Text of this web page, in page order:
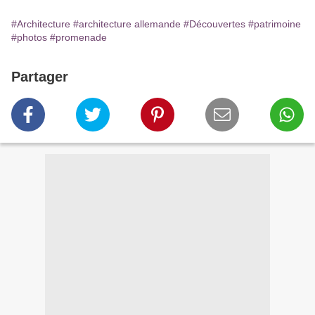
#Architecture #architecture allemande #Découvertes #patrimoine
#photos #promenade
Partager